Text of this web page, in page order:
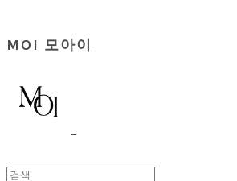
MOI 모아이